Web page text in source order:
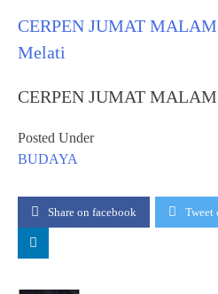
CERPEN JUMAT
Melati
CERPEN JUMAT
Posted Under
BUDAYA
Share on facebook Tweet